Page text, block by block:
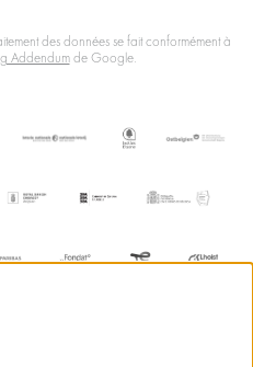
des données se fait conformément à
Addendumde Google.